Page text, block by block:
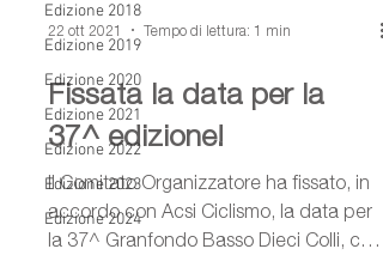
Edizione 2018
Edizione 2019
Edizione 2020
Edizione 2021
Edizione 2022
Edizione 2023
Edizione 2024
22 ott 2021 Tempo di lettura: 1 min
Fissata la data per la
37^ edizione!
Il Comitato Organizzatore ha fissato, in
accordo con Acsi Ciclismo, la data per
la 37^ Granfondo Basso Dieci Colli, che